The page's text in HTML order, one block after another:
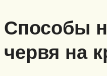
Способы
червя на